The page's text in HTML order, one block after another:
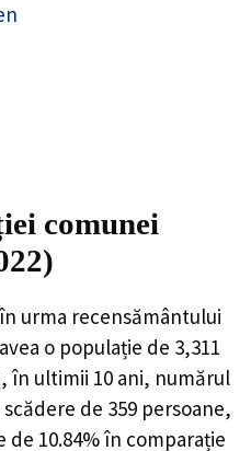
comunei
urma recensământului
avea o populație de 3,311
în ultimii 10 ani, numărul
scădere de 359 persoane,
de 10.84%în comparație